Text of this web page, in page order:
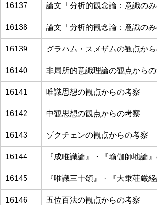
16137 論文「分析的観念論：意識の
16138 論文「分析的観念論：意識の
16139 グラハム・スメザムの観点から
16140 非局所的意識理論の観点からの
16141 唯識思想の観点からの考察
16142 中観思想の観点からの考察
16143 ゾクチェンの観点からの考察
16144 『成唯識論』・『瑜伽師地論
16145 『唯識三十頌』・『大乗荘厳
16146 五位百法の観点からの考察